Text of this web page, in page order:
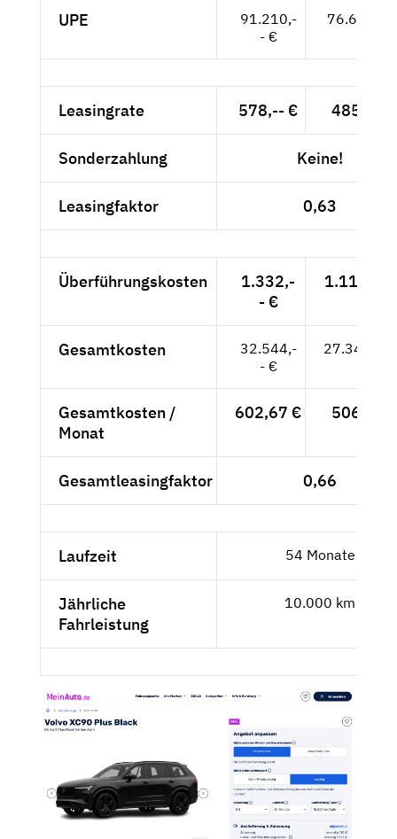
UPE
91.210,-
- €
76.647,--
Leasingrate 578,-- € 485,71 €
Sonderzahlung Keine!
Leasingfaktor 0,63
Überführungskosten
1.332,-
- €
1.119,33
Gesamtkosten
32.544,-
- €
27.347,90
Gesamtkosten /
Monat
602,67 € 506,44 €
Gesamtleasingfaktor 0,66
Laufzeit 54 Monate
Jährliche
Fahrleistung
10.000 km